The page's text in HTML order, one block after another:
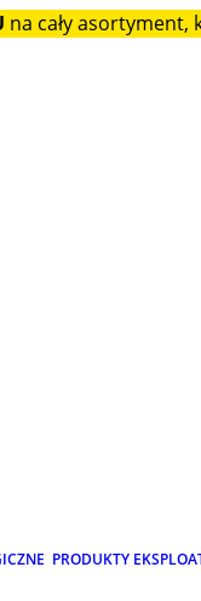
na cały asortyment,
PRODUKTY